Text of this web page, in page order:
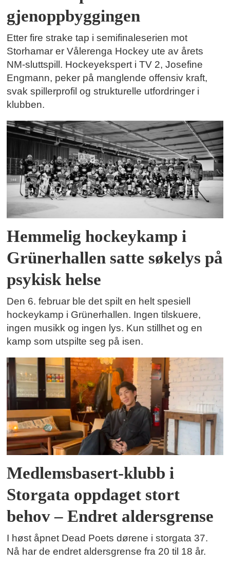
gjenoppbyggingen
Etter fire strake tap i semifinaleserien mot
Storhamar er Vålerenga Hockey ute av årets
NM-sluttspill. Hockeyekspert i TV 2, Josefine
Engmann, peker på manglende offensiv kraft,
svak spillerprofil og strukturelle utfordringer i
klubben.
Hemmelig hockeykamp i
Grünerhallen satte søkelys på
psykisk helse
Den 6. februar ble det spilt en helt spesiell
hockeykamp i Grünerhallen. Ingen tilskuere,
ingen musikk og ingen lys. Kun stillhet og en
kamp som utspilte seg på isen.
Medlemsbasert-klubb i
Storgata oppdaget stort
behov – Endret aldersgrense
I høst åpnet Dead Poets dørene i storgata 37.
Nå har de endret aldersgrense fra 20 til 18 år.